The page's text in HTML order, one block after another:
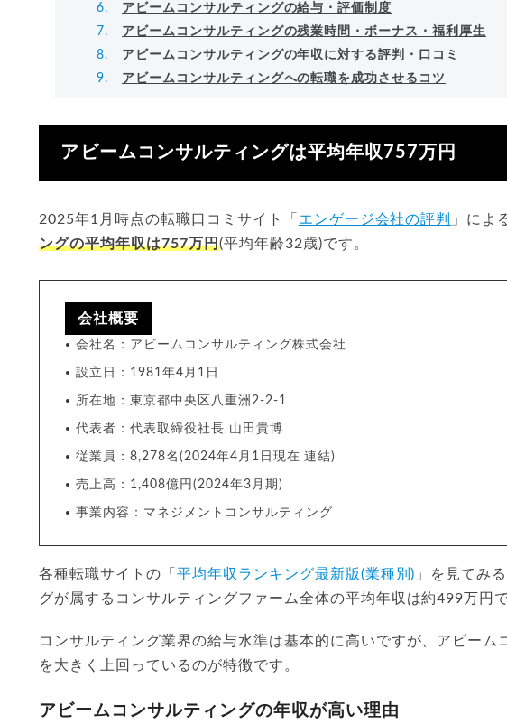
アビームコンサルティングの給与・評価制度
アビームコンサルティングの残業時間・ボーナス・福利厚生
アビームコンサルティングの年収に対する評判・口コミ
アビームコンサルティングへの転職を成功させるコツ
アビームコンサルティングは平均年収757万円
2025年1月時点の転職口コミサイト「 エンゲージ会社の評判 」によ
ングの平均年収は757万円(平均年齢32歳)です。
会社概要
会社名：アビームコンサルティング株式会社
設立日：1981年4月1日
所在地：東京都中央区八重洲2-2-1
代表者：代表取締役社長 山田貴博
従業員：8,278名(2024年4月1日現在 連結)
売上高：1,408億円(2024年3月期)
事業内容：マネジメントコンサルティング
各種転職サイトの「平均年収ランキング最新版(業種別) 」を見てみ
グが属するコンサルティングファーム全体の平均年収は約499万円で
コンサルティング業界の給与水準は基本的に高いですが、アビーム
を大きく上回っているのが特徴です。
アビームコンサルティングの年収が高い理由